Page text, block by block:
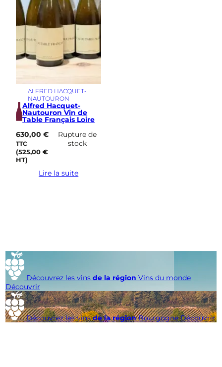
ALFRED HACQUET-
NAUTOURON
Alfred Hacquet-
Nautouron Vin de
Table Français Loire
630,00€
TTC
(525,00€
HT)
Rupture de
stock
Lire la suite
Découvrez les vins de la région Vins du monde
Découvrir
Découvrez les vins de la régionBourgogne Découvrir